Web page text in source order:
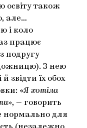
освіту також
але…
і коло
працює
подругу
З нею
звідти їх обох
«Я хотіла
», — говорить
нормально для